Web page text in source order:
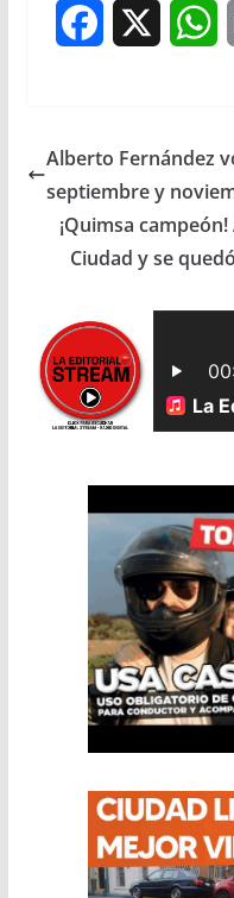
e
o
k
W
t
s
A
p
Alberto Fernández
septiembre y
¡Quimsa
Ciudad y se